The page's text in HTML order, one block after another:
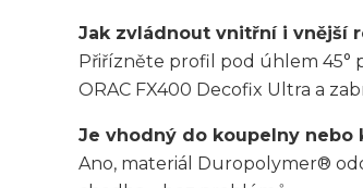
Jak zvládnout vnitřní i vnější
Přiřízněte profil pod úhlem 45°
ORAC FX400 Decofix Ultra a
Je vhodný do koupelny nebo
Ano, materiál Duropolymer®